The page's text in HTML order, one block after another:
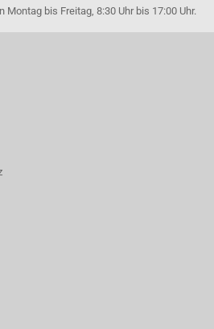
bis Freitag, 8:30 Uhr bis 17:00 Uhr.